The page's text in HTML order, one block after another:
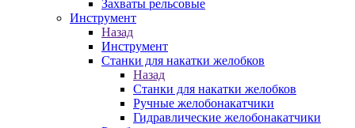
Захваты рельсовые
Инструмент
Назад
Инструмент
Станки для накатки желобков
Назад
Станки для накатки желобков
Ручные желобонакатчики
Гидравлические желобонакатчики